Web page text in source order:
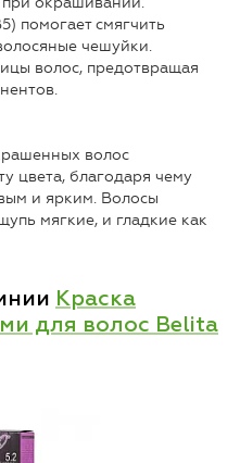
помогает смягчить
чешуйки.
волос, предотвращая
волос
цвета, благодаря чему
и ярким. Волосы
мягкие, и гладкие как
Краска
для волос Belita